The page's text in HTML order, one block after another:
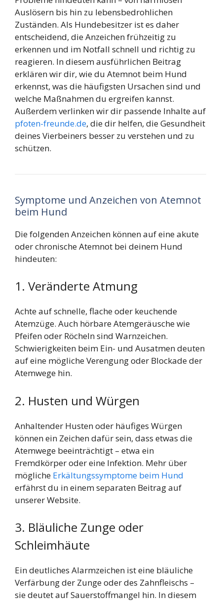
Auslösern bis hin zu lebensbedrohlichen
Zuständen. Als Hundebesitzer ist es daher
entscheidend, die Anzeichen frühzeitig zu
erkennen und im Notfall schnell und richtig zu
reagieren. In diesem ausführlichen Beitrag
erklären wir dir, wie du Atemnot beim Hund
erkennst, was die häufigsten Ursachen sind und
welche Maßnahmen du ergreifen kannst.
Außerdem verlinken wir dir passende Inhalte auf
pfoten-freunde.de, die dir helfen, die Gesundheit
deines Vierbeiners besser zu verstehen und zu
schützen.
Symptome und Anzeichen von Atemnot
beim Hund
Die folgenden Anzeichen können auf eine akute
oder chronische Atemnot bei deinem Hund
hindeuten:
1. Veränderte Atmung
Achte auf schnelle, flache oder keuchende
Atemzüge. Auch hörbare Atemgeräusche wie
Pfeifen oder Röcheln sind Warnzeichen.
Schwierigkeiten beim Ein- und Ausatmen deuten
auf eine mögliche Verengung oder Blockade der
Atemwege hin.
2. Husten und Würgen
Anhaltender Husten oder häufiges Würgen
können ein Zeichen dafür sein, dass etwas die
Atemwege beeinträchtigt – etwa ein
Fremdkörper oder eine Infektion. Mehr über
mögliche Erkältungssymptome beim Hund
erfährst du in einem separaten Beitrag auf
unserer Website.
3. Bläuliche Zunge oder
Schleimhäute
Ein deutliches Alarmzeichen ist eine bläuliche
Verfärbung der Zunge oder des Zahnfleischs –
sie deutet auf Sauerstoffmangel hin. In diesem